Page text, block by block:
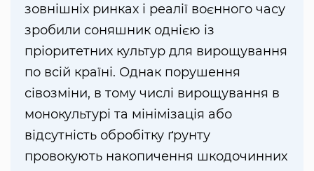
зовнішніх ринках і реалії воєнного часу
зробили соняшник однією із
пріоритетних культур для вирощування
по всій країні. Однак порушення
сівозміни, в тому числі вирощування в
монокультурі та мінімізація або
відсутність обробітку ґрунту
провокують накопичення шкодочинних